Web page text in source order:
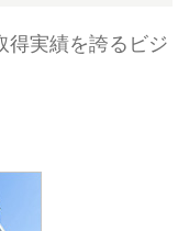
得実績を誇るビジ